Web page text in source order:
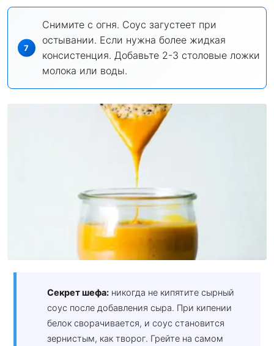
Снимите с огня. Соус загустеет при
остывании. Если нужна более жидкая
консистенция. Добавьте 2-3 столовые ложки
молока или воды.
Секрет шефа: никогда не кипятите сырный
соус после добавления сыра. При кипении
белок сворачивается, и соус становится
зернистым, как творог. Грейте на самом